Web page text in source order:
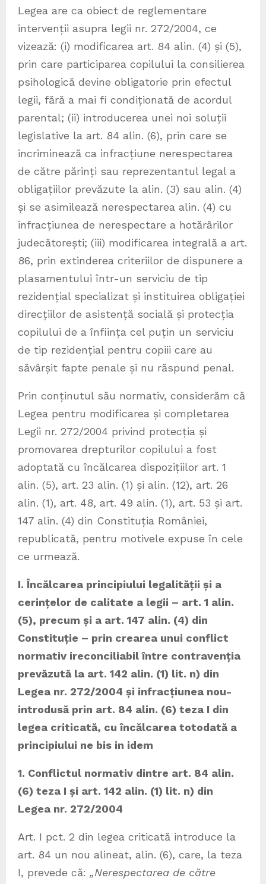
Legea are ca obiect de reglementare
intervenții asupra legii nr. 272/2004, ce
vizează: (i) modificarea art. 84 alin. (4) și (5),
prin care participarea copilului la consilierea
psihologică devine obligatorie prin efectul
legii, fără a mai fi condiționată de acordul
parental; (ii) introducerea unei noi soluții
legislative la art. 84 alin. (6), prin care se
incriminează ca infracțiune nerespectarea
de către părinți sau reprezentantul legal a
obligațiilor prevăzute la alin. (3) sau alin. (4)
și se asimilează nerespectarea alin. (4) cu
infracțiunea de nerespectare a hotărârilor
judecătorești; (iii) modificarea integrală a art.
86, prin extinderea criteriilor de dispunere a
plasamentului într-un serviciu de tip
rezidențial specializat și instituirea obligației
direcțiilor de asistență socială și protecția
copilului de a înființa cel puțin un serviciu
de tip rezidențial pentru copiii care au
săvârșit fapte penale și nu răspund penal.
Prin conținutul său normativ, considerăm că
Legea pentru modificarea și completarea
Legii nr. 272/2004 privind protecția și
promovarea drepturilor copilului a fost
adoptată cu încălcarea dispozițiilor art. 1
alin. (5), art. 23 alin. (1) și alin. (12), art. 26
alin. (1), art. 48, art. 49 alin. (1), art. 53 și art.
147 alin. (4) din Constituția României,
republicată, pentru motivele expuse în cele
ce urmează.
I. Încălcarea principiului legalității și a
cerințelor de calitate a legii – art. 1 alin.
(5), precum și a art. 147 alin. (4) din
Constituție – prin crearea unui conflict
normativ ireconciliabil între contravenția
prevăzută la art. 142 alin. (1) lit. n) din
Legea nr. 272/2004 și infracțiunea nou-
introdusă prin art. 84 alin. (6) teza I din
legea criticată, cu încălcarea totodată a
principiului ne bis in idem
1. Conflictul normativ dintre art. 84 alin.
(6) teza I și art. 142 alin. (1) lit. n) din
Legea nr. 272/2004
Art. I pct. 2 din legea criticată introduce la
art. 84 un nou alineat, alin. (6), care, la teza
I, prevede că: „Nerespectarea de către